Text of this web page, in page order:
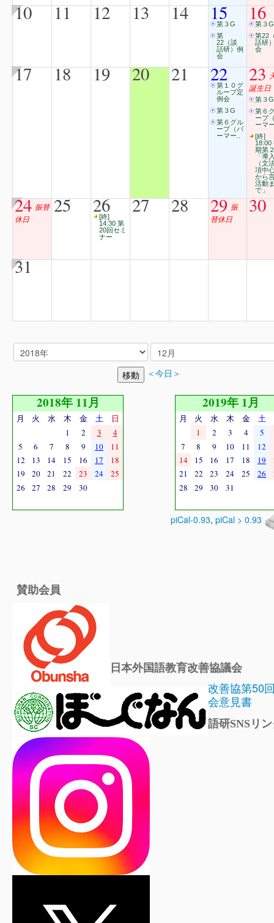
10 11 12 13 14 15
第３G
第
22（談
話研）例
会
16
第３G
第22
話研
会
17 18 19 20 21 22
第１０グ
ループ定
例会
第３G
第６グル
ープ（パ
ーマー..
23
誕生日
第３G
第６
ープ
ーマ
[終]
18:00
期第
「導
（文
項中
から
活動
で」
24 振替
休日
25 26
[終]
14:30 第
20回セミ
ナー
27 28 29 振
替休日
30
31
＜今日＞
2018年 11月
月 火 水 木 金 土
日
1
2 3
4
5
6 7 8 9 10
11
12
13 14 15 16 17
18
19
20 21 22 23 24
25
26
27 28 29 30
2019年 1月
月 火 水 木 金 土
1
2 3 4
5
7
8 9 10 11 12
14
15 16 17 18 19
21
22 23 24 25 26
28
29 30 31
piCal-0.93, piCal > 0.93
賛助会員
日本外国語教育改善協議会
改善協第50
会意見書
語研SNSリ